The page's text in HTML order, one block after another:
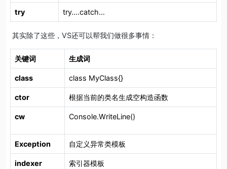
try try….catch…
其实除了这些，VS还可以帮我们做很多事情：
关键词 生成词
class class MyClass{}
ctor 根据当前的类名生成空构造函数
cw Console.WriteLine()
Exception 自定义异常类模板
indexer 索引器模板